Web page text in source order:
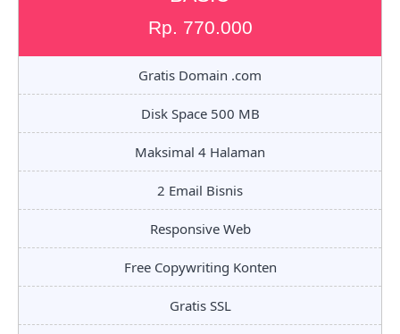
Rp. 770.000
Gratis Domain .com
Disk Space 500 MB
Maksimal 4 Halaman
2 Email Bisnis
Responsive Web
Free Copywriting Konten
Gratis SSL